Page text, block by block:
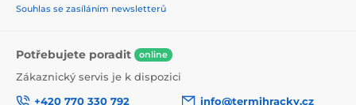
Souhlas se zasíláním newsletterů
Potřebujete poradit online
Zákaznický servis je k dispozici
+420 770 330 792
info@termihracky.cz